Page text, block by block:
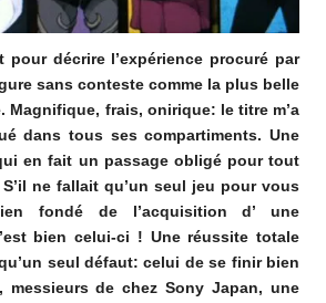
pour décrire l’expérience procuré par
sans conteste comme la plus belle
Magnifique, frais, onirique: le titre m’a
dans tous ses compartiments. Une
en fait un passage obligé pour tout
ne fallait qu’un seul jeu pour vous
fondé de l’acquisition d’ une
bien celui-ci ! Une réussite totale
seul défaut: celui de se finir bien
de chez Sony Japan, une